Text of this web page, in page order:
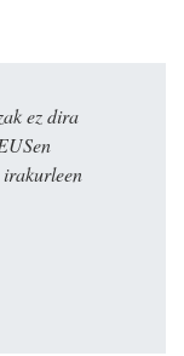
ez dira
irakurleen